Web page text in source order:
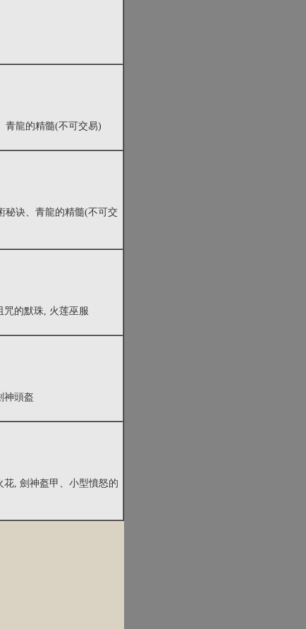
青龍的精髓(不可交易)
秘诀、青龍的精髓(不可交
咒的默珠, 火莲巫服
神頭盔
花, 劍神盔甲、小型憤怒的